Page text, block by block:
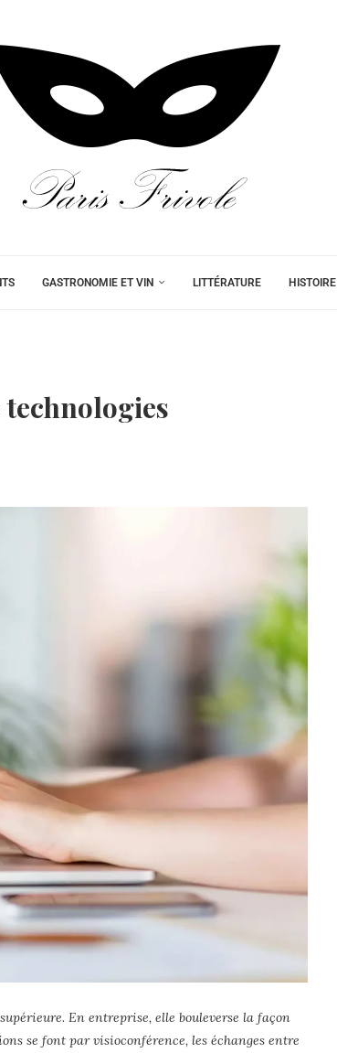
GASTRONOMIE ET VIN LITTÉRATURE HISTOIRE
En entreprise, elle bouleverse la façon
se font par visioconférence, les échanges entre